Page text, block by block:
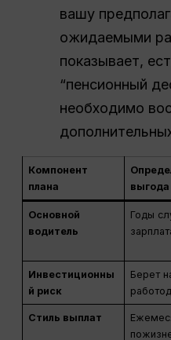
вашу
ожидаемыми
показывает,
“пенсионный
необходимо
Компонент
плана
выгода
Основной
водитель
Годы
Инвестиционны
й риск
Берет
Стиль выплат